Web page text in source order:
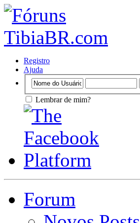
Registro
Ajuda
Lembrar de mim?
Forum